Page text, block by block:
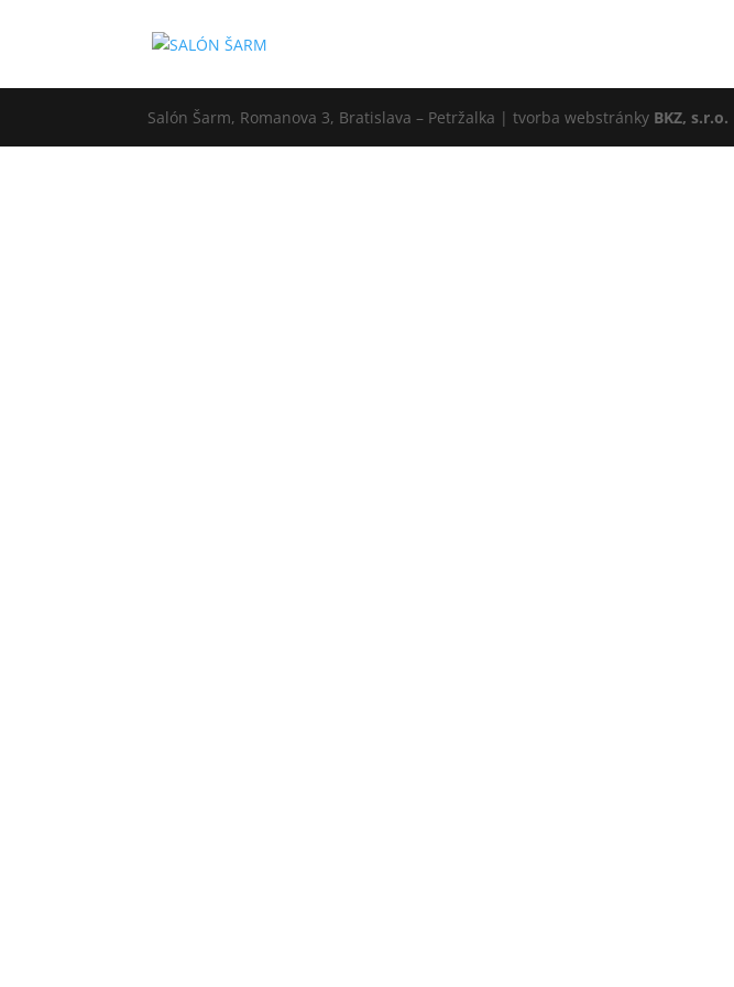
Salón Šarm, Romanova 3, Bratislava – Petržalka | tvorba webstránky BKZ, s.r.o.